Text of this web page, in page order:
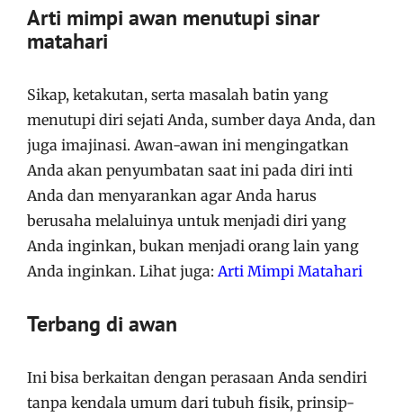
Arti mimpi awan menutupi sinar
matahari
Sikap, ketakutan, serta masalah batin yang
menutupi diri sejati Anda, sumber daya Anda, dan
juga imajinasi. Awan-awan ini mengingatkan
Anda akan penyumbatan saat ini pada diri inti
Anda dan menyarankan agar Anda harus
berusaha melaluinya untuk menjadi diri yang
Anda inginkan, bukan menjadi orang lain yang
Anda inginkan. Lihat juga: Arti Mimpi Matahari
Terbang di awan
Ini bisa berkaitan dengan perasaan Anda sendiri
tanpa kendala umum dari tubuh fisik, prinsip-